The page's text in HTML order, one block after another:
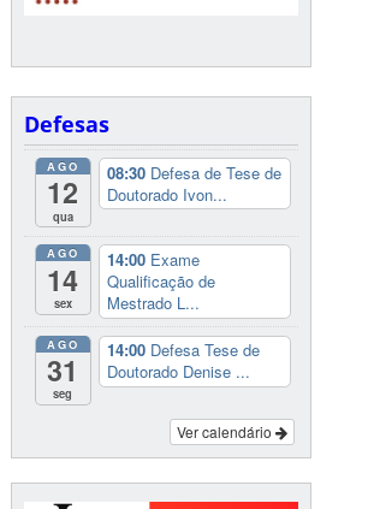
Defesas
AGO
12
qua
08:30 Defesa de Tese de
Doutorado Ivon...
AGO
14
sex
14:00 Exame
Qualificação de
Mestrado L...
AGO
31
seg
14:00 Defesa Tese de
Doutorado Denise ...
Ver calendário